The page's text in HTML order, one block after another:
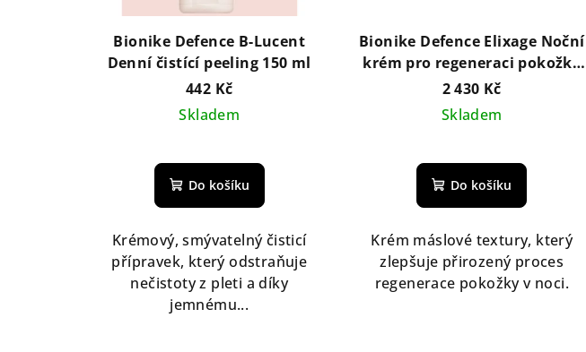
Bionike Defence B-Lucent
Denní čistící peeling 150 ml
442 Kč
Skladem
Do košíku
Krémový, smývatelný čisticí
přípravek, který odstraňuje
nečistoty z pleti a díky
jemnému...
Bionike Defence Elixage Noční
krém pro regeneraci pokožky
50 ml
2 430 Kč
Skladem
Do košíku
Krém máslové textury, který
zlepšuje přirozený proces
regenerace pokožky v noci.